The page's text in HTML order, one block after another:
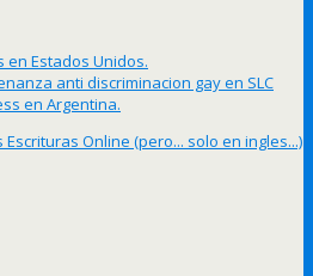
Estados Unidos.
anti discriminacion gay en SLC
en Argentina.
Online (pero... solo en ingles...)